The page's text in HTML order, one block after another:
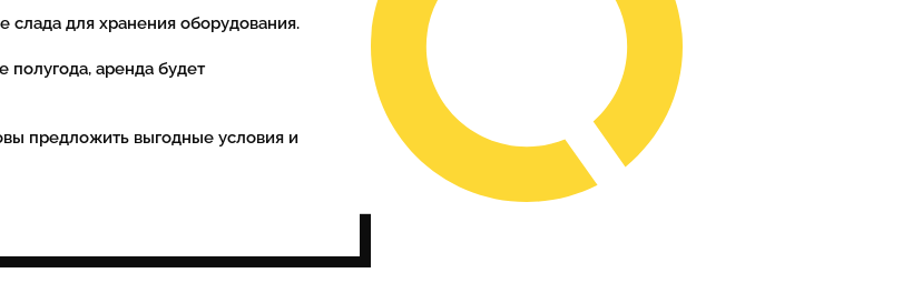
слада для хранения оборудования.
аренда будет
предложить выгодные условия и